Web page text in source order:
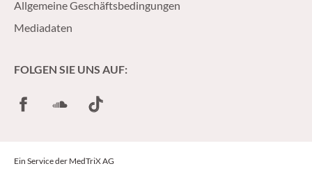
Allgemeine Geschäftsbedingungen
Mediadaten
FOLGEN SIE UNS AUF:
FacebookSoundCloud
TikTok
Ein Service der MedTriX AG